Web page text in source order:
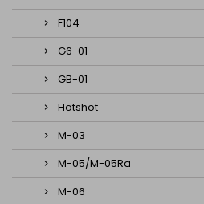
F104
G6-01
GB-01
Hotshot
M-03
M-05/M-05Ra
M-06